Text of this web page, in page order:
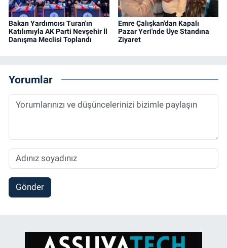
Bakan Yardımcısı Turan'ın
Katılımıyla AK Parti Nevşehir İl
Danışma Meclisi Toplandı
Emre Çalışkan'dan Kapalı
Pazar Yeri'nde Üye Standına
Ziyaret
Yorumlar
Gönder